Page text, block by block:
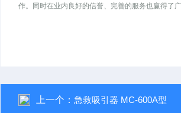
作。同时在业内良好的信誉、完善的服务也赢得了广
上一个： 急救吸引器 MC-600A型